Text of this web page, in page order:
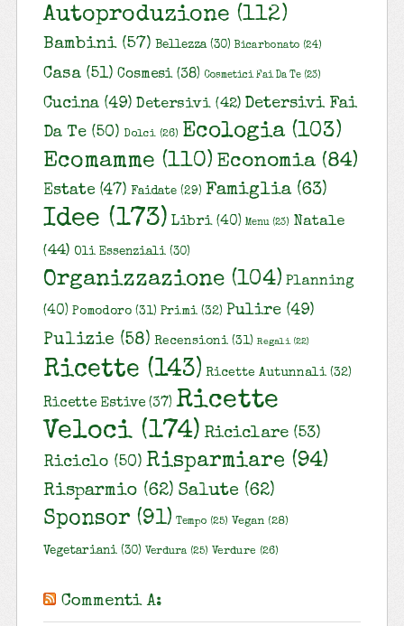
Autoproduzione (112)
Bambini(57) Bellezza(30) Bicarbonato (24)
Casa(51) Cosmesi(38) Cosmetici Fai Da Te(23)
Cucina(49) Detersivi(42) Detersivi Fai
Da Te(50) Dolci(26) Ecologia(103)
Ecomamme (110) Economia(84)
Estate(47) Faidate(29) Famiglia(63)
Idee (173) Libri(40) Menu(23) Natale
(44) Oli Essenziali(30)
Organizzazione(104) Planning
(40) Pomodoro(31) Primi(32) Pulire(49)
Pulizie (58) Recensioni(31) Regali(22)
Ricette (143) Ricette Autunnali(32)
Ricette Estive(37) Ricette
Veloci(174) Riciclare(53)
Riciclo (50) Risparmiare (94)
Risparmio (62) Salute (62)
Sponsor(91) Tempo (25) Vegan(28)
Vegetariani(30) Verdura (25) Verdure (26)
Commenti A: